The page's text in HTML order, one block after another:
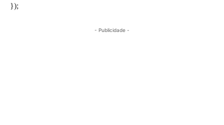
});
- Publicidade -